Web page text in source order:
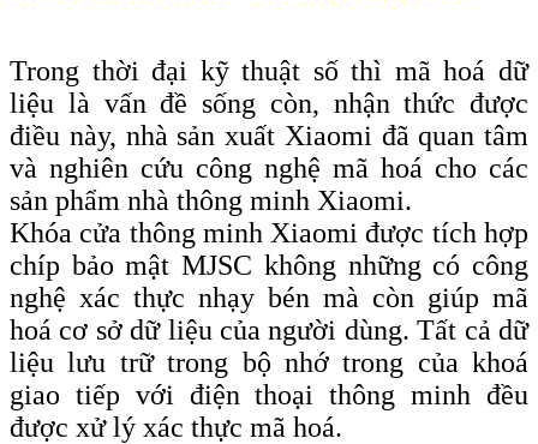
Trong thời đại kỹ thuật số thì mã hoá dữ
liệu là vấn đề sống còn, nhận thức được
điều này, nhà sản xuất Xiaomi đã quan tâm
và nghiên cứu công nghệ mã hoá cho các
sản phẩm nhà thông minh Xiaomi.
Khóa cửa thông minh Xiaomi được tích hợp
chíp bảo mật MJSC không những có công
nghệ xác thực nhạy bén mà còn giúp mã
hoá cơ sở dữ liệu của người dùng. Tất cả dữ
liệu lưu trữ trong bộ nhớ trong của khoá
giao tiếp với điện thoại thông minh đều
được xử lý xác thực mã hoá.